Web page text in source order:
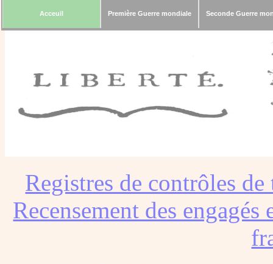
Acceuil Première Guerre mondiale Seconde Guerre
Registres de contrôles
Recensement des